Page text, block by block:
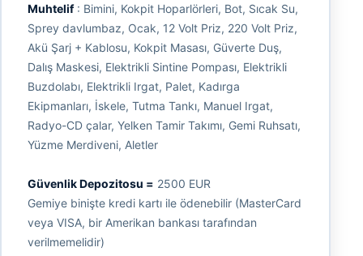
Muhtelif: Bimini, Kokpit Hoparlörleri, Bot, Sıcak Su,
Sprey davlumbaz, Ocak, 12 Volt Priz, 220 Volt Priz,
Akü Şarj + Kablosu, Kokpit Masası, Güverte Duş,
Dalış Maskesi, Elektrikli Sintine Pompası, Elektrikli
Buzdolabı, Elektrikli Irgat, Palet, Kadırga
Ekipmanları, İskele, Tutma Tankı, Manuel Irgat,
Radyo-CD çalar, Yelken Tamir Takımı, Gemi Ruhsatı,
Yüzme Merdiveni, Aletler
Güvenlik Depozitosu = 2500 EUR
Gemiye binişte kredi kartı ile ödenebilir (MasterCard
veya VISA, bir Amerikan bankası tarafından
verilmemelidir)